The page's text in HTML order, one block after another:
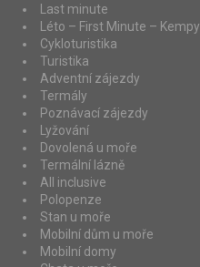
Last minute
Léto – First Minute – Kempy
Cykloturistika
Turistika
Adventní zájezdy
Termály
Poznávací zájezdy
Lyžování
Dovolená u moře
Termální lázně
All inclusive
Polopenze
Stan u moře
Mobilní dům u moře
Mobilní domy